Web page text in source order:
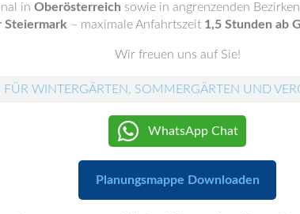
in Oberösterreich sowie in angrenzenden
Steiermark – maximale Anfahrtszeit 1,5 Stunden ab
Wir freuen uns auf Sie!
FÜR WINTERGÄRTEN, SOMMERGÄRTEN UND
WhatsApp Chat
Planungsmappe Downloaden